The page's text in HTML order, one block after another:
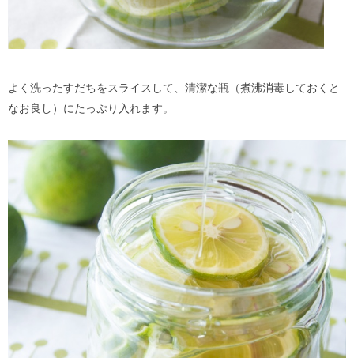
よく洗ったすだちをスライスして、清潔な瓶（煮沸消毒しておくと
なお良し）にたっぷり入れます。